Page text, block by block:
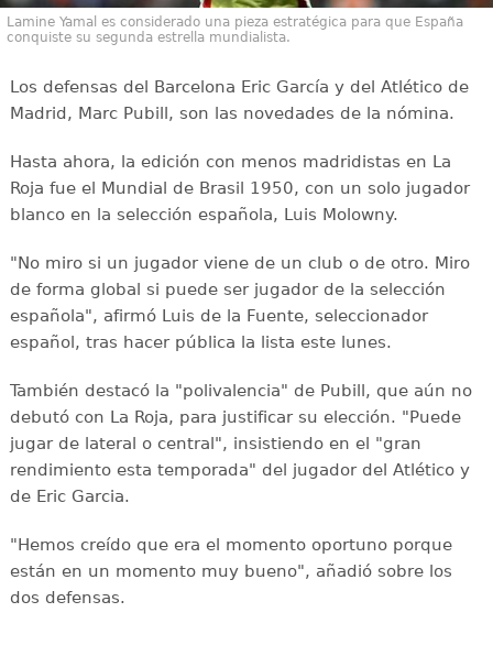
Lamine Yamal es considerado una pieza estratégica para que España
conquiste su segunda estrella mundialista.
Los defensas del Barcelona Eric García y del Atlético de
Madrid, Marc Pubill, son las novedades de la nómina.
Hasta ahora, la edición con menos madridistas en La
Roja fue el Mundial de Brasil 1950, con un solo jugador
blanco en la selección española, Luis Molowny.
"No miro si un jugador viene de un club o de otro. Miro
de forma global si puede ser jugador de la selección
española", afirmó Luis de la Fuente, seleccionador
español, tras hacer pública la lista este lunes.
También destacó la "polivalencia" de Pubill, que aún no
debutó con La Roja, para justificar su elección. "Puede
jugar de lateral o central", insistiendo en el "gran
rendimiento esta temporada" del jugador del Atlético y
de Eric Garcia.
"Hemos creído que era el momento oportuno porque
están en un momento muy bueno", añadió sobre los
dos defensas.